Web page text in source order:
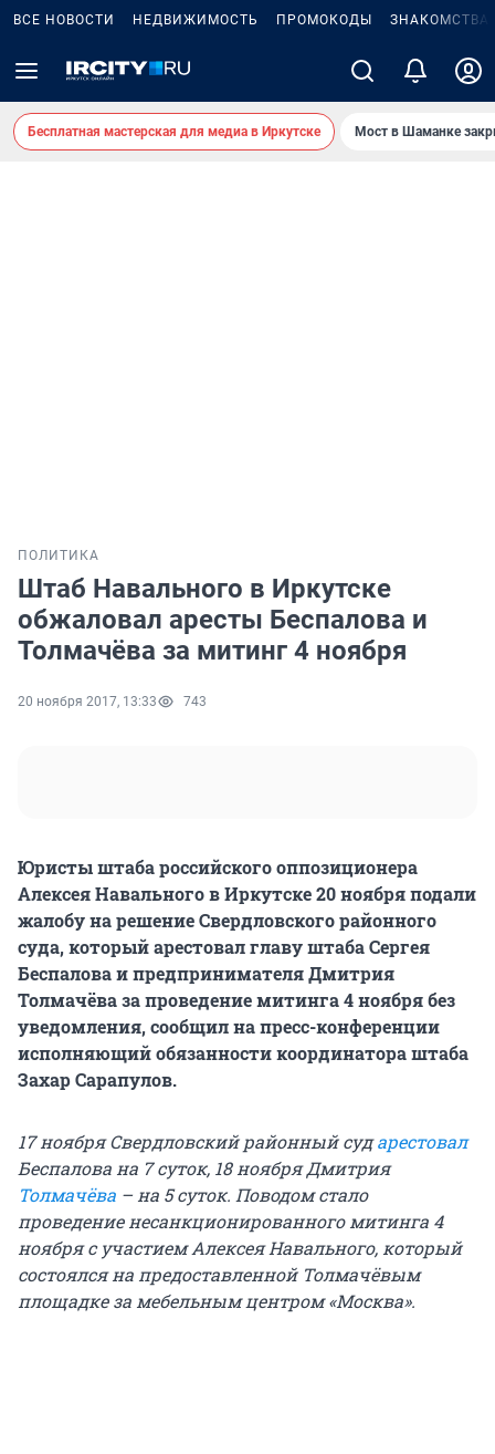
ВСЕ НОВОСТИ НЕДВИЖИМОСТЬ ПРОМОКОДЫ ЗНАКОМСТВА
Бесплатная мастерская для медиа в Иркутске Мост в Шаманке
ПОЛИТИКА
Штаб Навального в Иркутске
обжаловал аресты Беспалова и
Толмачёва за митинг 4 ноября
20 ноября 2017, 13:33 743
Юристы штаба российского оппозиционера
Алексея Навального в Иркутске 20 ноября подали
жалобу на решение Свердловского районного
суда, который арестовал главу штаба Сергея
Беспалова и предпринимателя Дмитрия
Толмачёва за проведение митинга 4 ноября без
уведомления, сообщил на пресс-конференции
исполняющий обязанности координатора штаба
Захар Сарапулов.
17 ноября Свердловский районный сударестовал
Беспалова на 7 суток, 18 ноября Дмитрия
Толмачёва – на 5 суток. Поводом стало
проведение несанкционированного митинга 4
ноября с участием Алексея Навального, который
состоялся на предоставленной Толмачёвым
площадке за мебельным центром «Москва».